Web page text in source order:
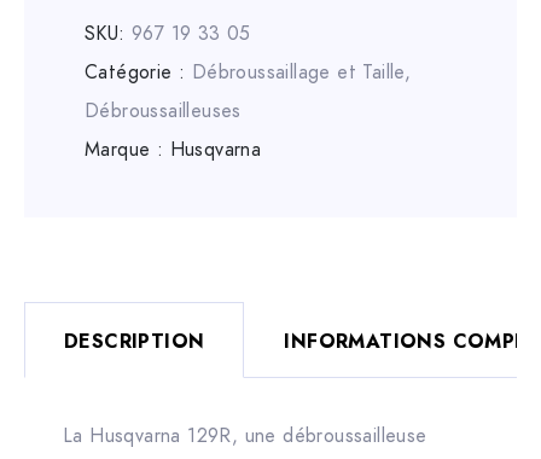
SKU: 967 19 33 05
Catégorie : Débroussaillage et Taille,
Débroussailleuses
Marque : Husqvarna
DESCRIPTION INFORMATIONS
La Husqvarna 129R, une débroussailleuse